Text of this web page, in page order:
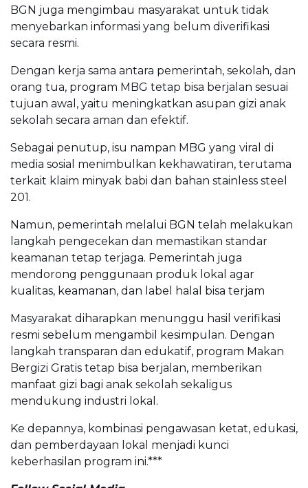
BGN juga mengimbau masyarakat untuk tidak
menyebarkan informasi yang belum diverifikasi
secara resmi.
Dengan kerja sama antara pemerintah, sekolah, dan
orang tua, program MBG tetap bisa berjalan sesuai
tujuan awal, yaitu meningkatkan asupan gizi anak
sekolah secara aman dan efektif.
Sebagai penutup, isu nampan MBG yang viral di
media sosial menimbulkan kekhawatiran, terutama
terkait klaim minyak babi dan bahan stainless steel
201.
Namun, pemerintah melalui BGN telah melakukan
langkah pengecekan dan memastikan standar
keamanan tetap terjaga. Pemerintah juga
mendorong penggunaan produk lokal agar
kualitas, keamanan, dan label halal bisa terjam
Masyarakat diharapkan menunggu hasil verifikasi
resmi sebelum mengambil kesimpulan. Dengan
langkah transparan dan edukatif, program Makan
Bergizi Gratis tetap bisa berjalan, memberikan
manfaat gizi bagi anak sekolah sekaligus
mendukung industri lokal.
Ke depannya, kombinasi pengawasan ketat, edukasi,
dan pemberdayaan lokal menjadi kunci
keberhasilan program ini.***